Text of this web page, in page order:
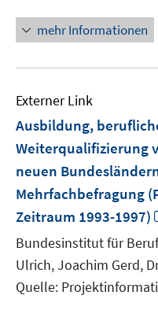
mehr Informationen
Externer Link
Ausbildung,
Weiterqualifizierung
neuen
Mehrfachbefragung
Zeitraum 1993-1997)
Bundesinstitut für
Ulrich, Joachim Gerd,
Quelle: